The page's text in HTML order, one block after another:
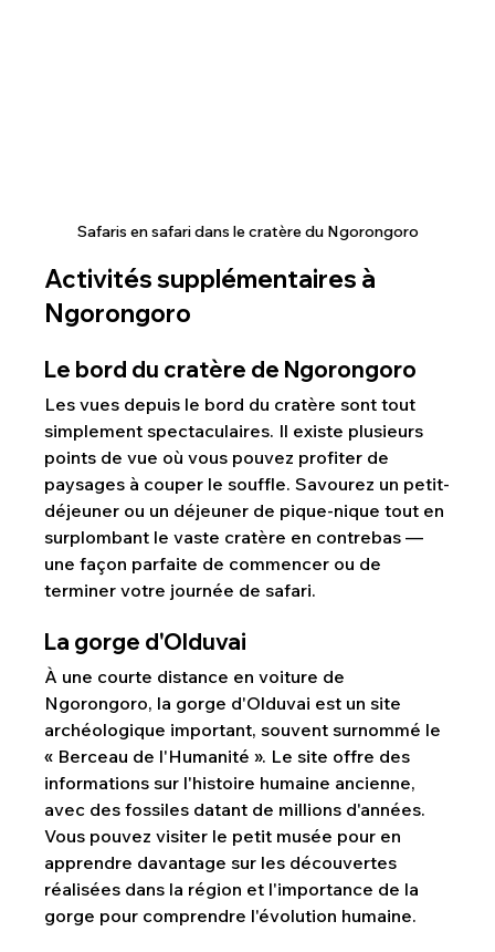
Safaris en safari dans le cratère du Ngorongoro
Activités supplémentaires à
Ngorongoro
Le bord du cratère de Ngorongoro
Les vues depuis le bord du cratère sont tout
simplement spectaculaires. Il existe plusieurs
points de vue où vous pouvez profiter de
paysages à couper le souffle. Savourez un petit-
déjeuner ou un déjeuner de pique-nique tout en
surplombant le vaste cratère en contrebas —
une façon parfaite de commencer ou de
terminer votre journée de safari.
La gorge d'Olduvai
À une courte distance en voiture de
Ngorongoro, la gorge d'Olduvai est un site
archéologique important, souvent surnommé le
« Berceau de l'Humanité ». Le site offre des
informations sur l'histoire humaine ancienne,
avec des fossiles datant de millions d'années.
Vous pouvez visiter le petit musée pour en
apprendre davantage sur les découvertes
réalisées dans la région et l'importance de la
gorge pour comprendre l'évolution humaine.